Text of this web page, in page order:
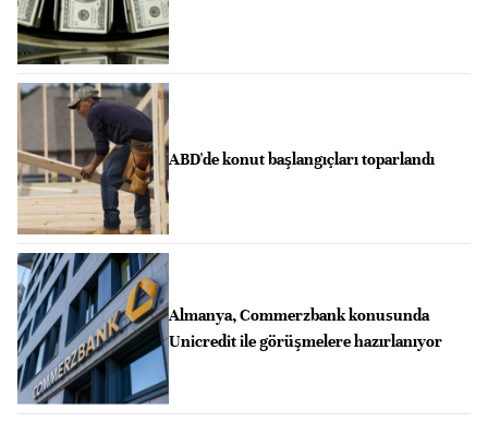
ABD'de konut başlangıçları toparlandı
Almanya, Commerzbank konusunda
Unicredit ile görüşmelere hazırlanıyor